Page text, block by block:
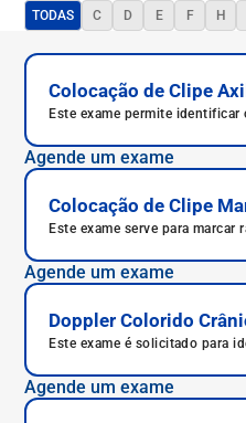
TODAS C D E F H
Colocação de Clipe
Este exame permite
Agende um exame
Colocação de Clipe
Este exame serve para
Agende um exame
Doppler Colorido
Este exame é solicitado para
Agende um exame